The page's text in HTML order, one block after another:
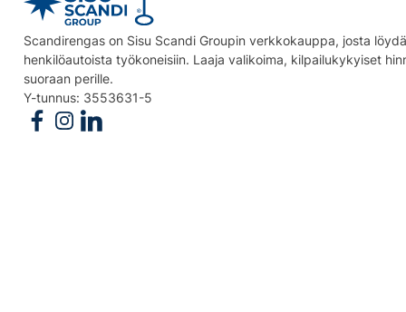
Scandirengas on Sisu Scandi Groupin verkkokauppa, josta
henkilöautoista työkoneisiin. Laaja valikoima, kilpailukykyiset
suoraan perille.
Y-tunnus: 3553631-5
Follow us on Facebook
Follow us on Instagram
Follow us on Linkedin